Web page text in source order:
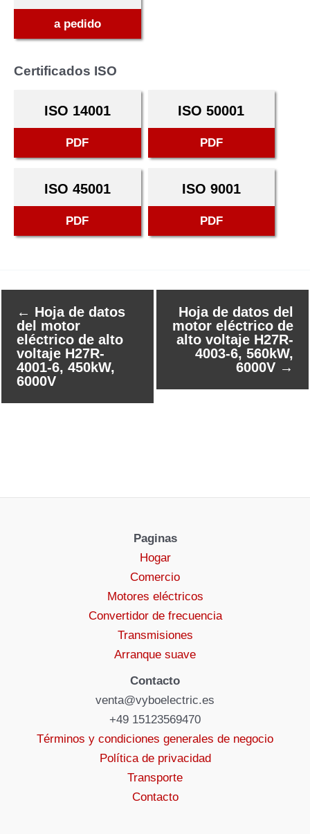
a pedido
Certificados ISO
ISO 14001
PDF
ISO 50001
PDF
ISO 45001
PDF
ISO 9001
PDF
← Hoja de datos
del motor
eléctrico de alto
voltaje H27R-
4001-6, 450kW,
6000V
Hoja de datos del
motor eléctrico de
alto voltaje H27R-
4003-6, 560kW,
6000V →
Paginas
Hogar
Comercio
Motores eléctricos
Convertidor de frecuencia
Transmisiones
Arranque suave
Contacto
venta@vyboelectric.es
+49 15123569470
Términos y condiciones generales de negocio
Política de privacidad
Transporte
Contacto